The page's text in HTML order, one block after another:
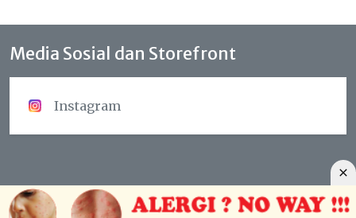
Media Sosial dan Storefront
Instagram